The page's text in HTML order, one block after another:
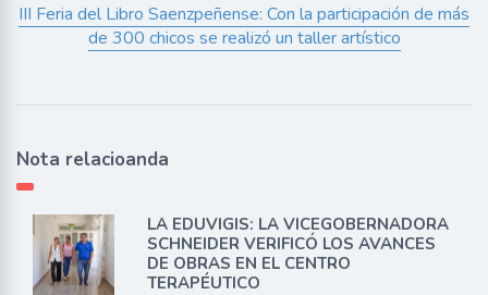
III Feria del Libro Saenzpeñense: Con la participación de más
de 300 chicos se realizó un taller artístico
Nota relacioanda
LA EDUVIGIS: LA VICEGOBERNADORA
SCHNEIDER VERIFICÓ LOS AVANCES
DE OBRAS EN EL CENTRO
TERAPÉUTICO